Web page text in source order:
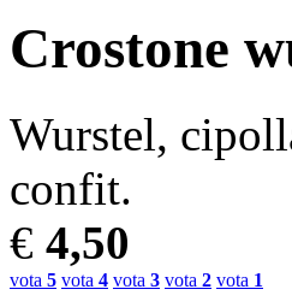
Crostone
Wurstel,
confit.
€ 4,50
vota 5 vota 4 vota 3 vota 2 vota 1